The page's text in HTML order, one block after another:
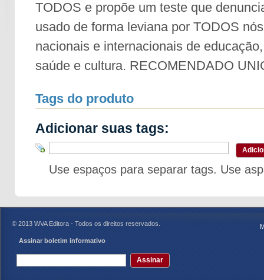
TODOS e propõe um teste que
usado de forma leviana por TODOS
nacionais e internacionais de
saúde e cultura. RECOMENDADO
Tags do produto
Adicionar suas tags:
Use espaços para separar tags. Use
© 2013 WVA Editora - Todos os direitos reservados.
Assinar boletim informativo
Assinar